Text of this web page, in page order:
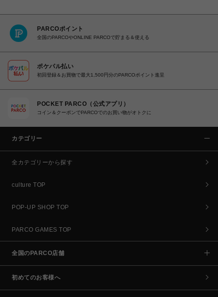
PARCOポイント
全国のPARCOやONLINE PARCOで貯まる＆使える
ポケパル払い
初回登録＆お買物で最大1,500円分のPARCOポイント進呈
POCKET PARCO（公式アプリ）
コイン＆クーポンでPARCOでのお買い物がオトクに
カテゴリー
全カテゴリーから探す
culture TOP
POP-UP SHOP TOP
PARCO GAMES TOP
全国のPARCO店舗
初めてのお客様へ